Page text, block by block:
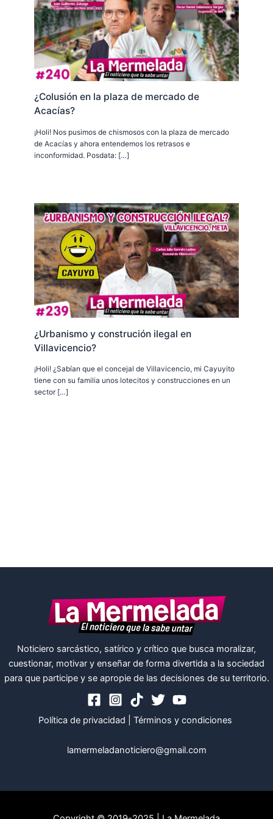
¿Colusión en la plaza de mercado de
Acacías?
¡Holi! Nos pusimos de chismosos con la plaza de mercado
de Acacías y ahora entendemos los retrasos e
inconformidad. Posdata: […]
¿Urbanismo y construción ilegal en
Villavicencio?
¡Holi! ¿Sabían que el concejal de Villavicencio, mi Cayuyito
tiene con su familia unos lotecitos y construcciones en un
sector […]
Noticiero sarcástico, satírico y crítico que busca moralizar,
cuestionar, motivar y enseñar de forma divertida a la sociedad
para que participe y se apropie de las decisiones de su territorio.
Política de privacidad Términos y condiciones
lamermeladanoticiero@gmail.com